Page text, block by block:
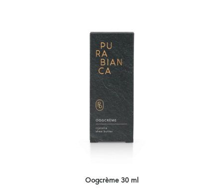
Oogcrème 30 ml